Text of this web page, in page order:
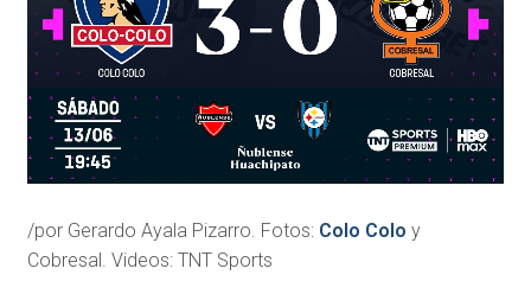
/por Gerardo Ayala Pizarro. Fotos: Colo Colo y
Cobresal. Videos: TNT Sports